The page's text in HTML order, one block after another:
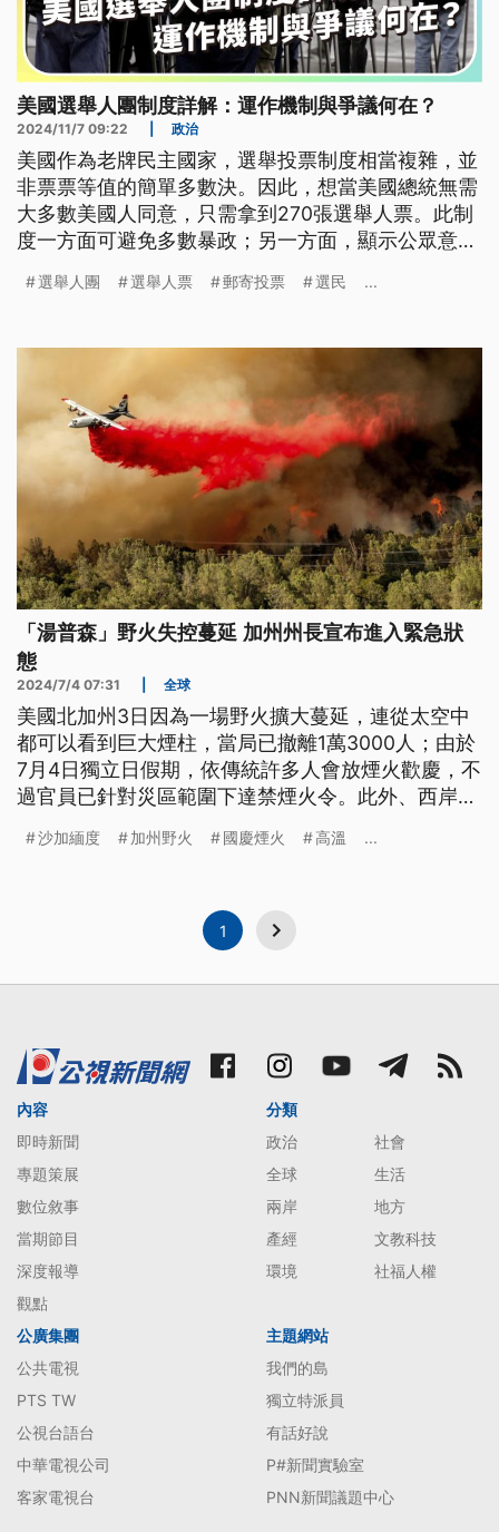
美國選舉人團制度詳解：運作機制與爭議何在？
2024/11/7 09:22 政治
美國作為老牌民主國家，選舉投票制度相當複雜，並
非票票等值的簡單多數決。因此，想當美國總統無需
大多數美國人同意，只需拿到270張選舉人票。此制
度一方面可避免多數暴政；另一方面，顯示公眾意見
州各自為政的投票流程，容易引起敗選方質疑，甚至
選舉人團 選舉人票 郵寄投票 選民 ...
「湯普森」野火失控蔓延 加州州長宣布進入緊急狀
態
2024/7/4 07:31 全球
美國北加州3日因為一場野火擴大蔓延，連從太空中
都可以看到巨大煙柱，當局已撤離1萬3000人；由於
7月4日獨立日假期，依傳統許多人會放煙火歡慶，不
過官員已針對災區範圍下達禁煙火令。此外、西岸高
到7日星期天。
沙加緬度 加州野火 國慶煙火 高溫 ...
1
內容
即時新聞
專題策展
數位敘事
當期節目
深度報導
觀點
分類
政治
社會
全球
生活
兩岸
地方
產經
文教科技
環境
社福人權
公廣集團
公共電視
PTS TW
公視台語台
中華電視公司
客家電視台
主題網站
我們的島
獨立特派員
有話好說
P#新聞實驗室
PNN新聞議題中心